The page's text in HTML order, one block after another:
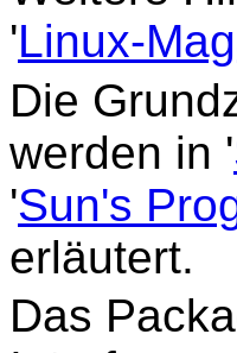
'Linux-
Die
werden in '
'Sun's
erläutert.
Das